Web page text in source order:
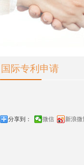
国际专利申请
分享到： 微信 新浪微